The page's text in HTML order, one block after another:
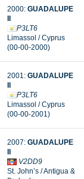
2000: GUADALUPE
P3LT6
Limassol / Cyprus
(00-00-2000)
2001: GUADALUPE
P3LT6
Limassol / Cyprus
(00-00-2001)
2007: GUADALUPE
V2DD9
St. John’s / Antigua &